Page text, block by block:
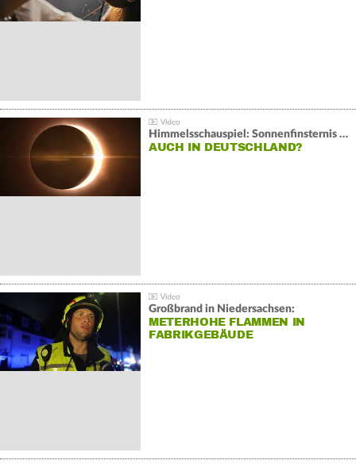
Himmelsschauspiel: Sonnenfinsternis über Spanien
AUCH IN DEUTSCHLAND?
Großbrand in Niedersachsen:
METERHOHE FLAMMEN IN
FABRIKGEBÄUDE